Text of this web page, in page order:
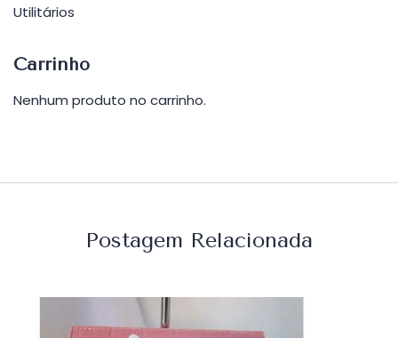
Utilitários
Carrinho
Nenhum produto no carrinho.
Postagem Relacionada